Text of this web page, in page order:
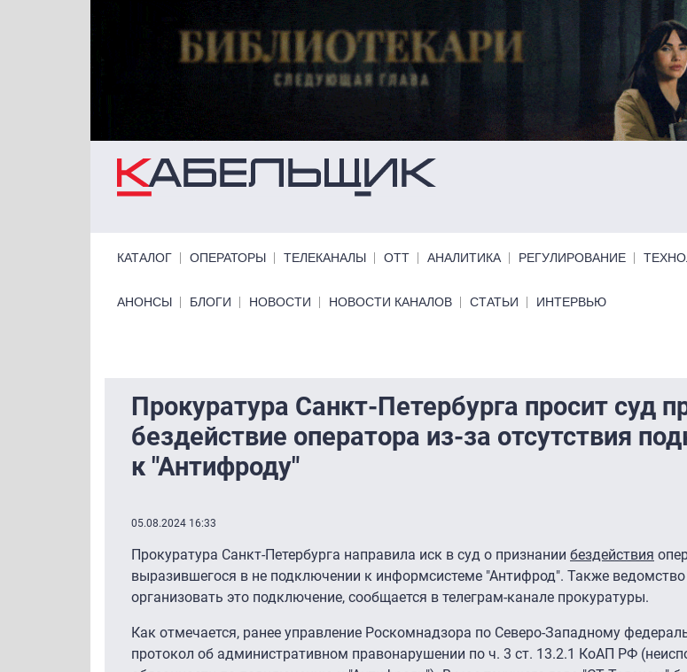
КАТАЛОГ ОПЕРАТОРЫ ТЕЛЕКАНАЛЫ ОТТ АНАЛИТИКА РЕГУЛИРОВАНИЕ
Primary links bottom
АНОНСЫ БЛОГИ НОВОСТИ НОВОСТИ КАНАЛОВ СТАТЬИ ИНТЕРВЬЮ
Прокуратура Санкт-Петербурга просит суд
бездействие оператора из-за отсутствия
к "Антифроду"
05.08.2024 16:33
Прокуратура Санкт-Петербурга направила иск в суд о признании бездействия
выразившегося в не подключении к информсистеме "Антифрод". Также
организовать это подключение, сообщается в телеграм-канале прокуратуры.
Как отмечается, ранее управление Роскомнадзора по Северо-Западному
протокол об административном правонарушении по ч. 3 ст. 13.2.1 КоАП РФ